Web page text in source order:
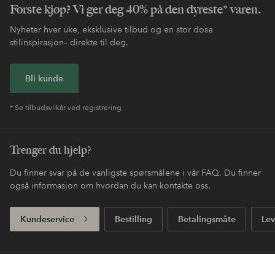
Første kjøp? Vi ger deg 40% på den dyreste* varen.
Nyheter hver uke, eksklusive tilbud og en stor dose
stilinspirasjon– direkte til deg.
Bli kunde
* Se tilbudsvilkår ved registrering
Trenger du hjelp?
Du finner svar på de vanligste spørsmålene i vår FAQ. Du finner
også informasjon om hvordan du kan kontakte oss.
Kundeservice Bestilling Betalingsmåte